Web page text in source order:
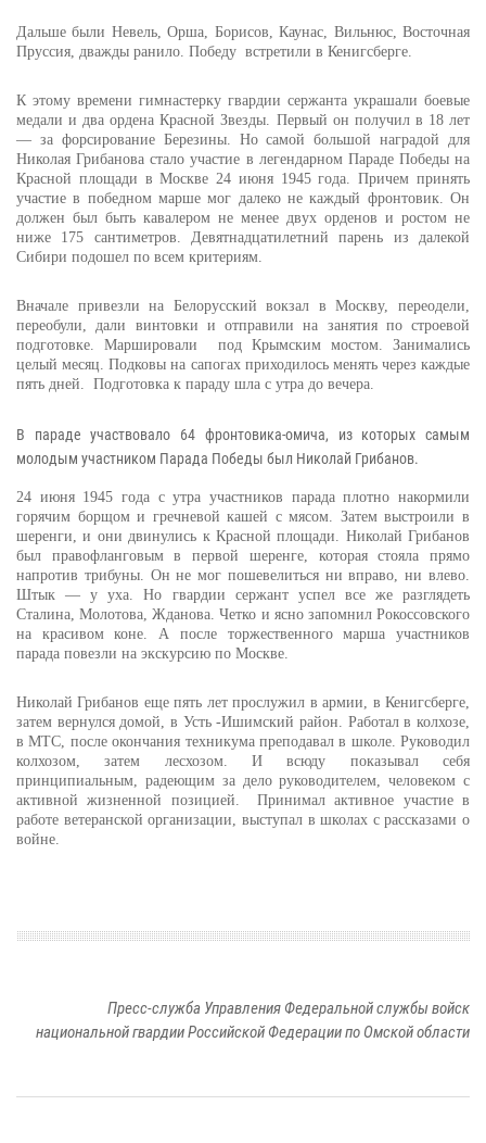
Дальше были Невель, Орша, Борисов, Каунас, Вильнюс, Восточная
Пруссия, дважды ранило. Победу встретили в Кенигсберге.
К этому времени гимнастерку гвардии сержанта украшали боевые
медали и два ордена Красной Звезды. Первый он получил в 18 лет
— за форсирование Березины. Но самой большой наградой для
Николая Грибанова стало участие в легендарном Параде Победы на
Красной площади в Москве 24 июня 1945 года. Причем принять
участие в победном марше мог далеко не каждый фронтовик. Он
должен был быть кавалером не менее двух орденов и ростом не
ниже 175 сантиметров. Девятнадцатилетний парень из далекой
Сибири подошел по всем критериям.
Вначале привезли на Белорусский вокзал в Москву, переодели,
переобули, дали винтовки и отправили на занятия по строевой
подготовке. Маршировали
под Крымским мостом. Занимались
целый месяц. Подковы на сапогах приходилось менять через каждые
пять дней.
Подготовка к параду шла с утра до вечера.
В параде участвовало 64 фронтовика-омича, из которых самым
молодым участником Парада Победы был Николай Грибанов.
24 июня 1945 года с утра участников парада плотно накормили
горячим борщом и гречневой кашей с мясом. Затем выстроили в
шеренги, и они двинулись к Красной площади. Николай Грибанов
был правофланговым в первой шеренге, которая стояла прямо
напротив трибуны. Он не мог пошевелиться ни вправо, ни влево.
Штык — у уха. Но гвардии сержант успел все же разглядеть
Сталина, Молотова, Жданова. Четко и ясно запомнил Рокоссовского
на красивом коне. А после торжественного марша участников
парада повезли на экскурсию по Москве.
Николай Грибанов еще пять лет прослужил в армии, в Кенигсберге,
затем вернулся домой, в Усть -Ишимский район. Работал в колхозе,
в МТС, после окончания техникума преподавал в школе. Руководил
колхозом, затем лесхозом. И всюду показывал себя
принципиальным, радеющим за дело руководителем, человеком с
активной жизненной позицией.
Принимал активное участие в
работе ветеранской организации, выступал в школах с рассказами о
войне.
Пресс-служба Управления Федеральной службы войск
национальной гвардии Российской Федерации по Омской области